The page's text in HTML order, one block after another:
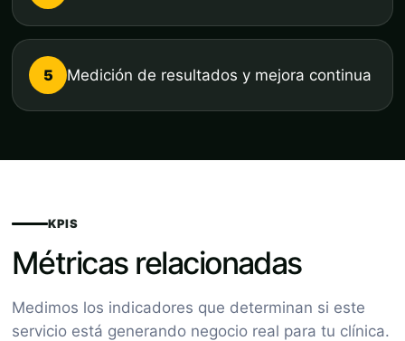
5 Medición de resultados y mejora continua
KPIS
Métricas relacionadas
Medimos los indicadores que determinan si este
servicio está generando negocio real para tu clínica.